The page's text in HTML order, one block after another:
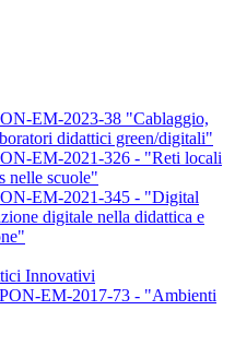
EM-2023-38 "Cablaggio,
didattici green/digitali"
EM-2021-326 - "Reti locali
nelle scuole"
EM-2021-345 - "Digital
digitale nella didattica e
Innovativi
EM-2017-73 - "Ambienti